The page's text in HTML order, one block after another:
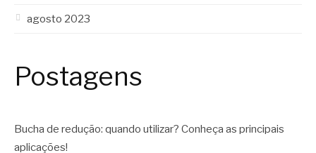
agosto 2023
Postagens
Bucha de redução: quando utilizar? Conheça as principais
aplicações!